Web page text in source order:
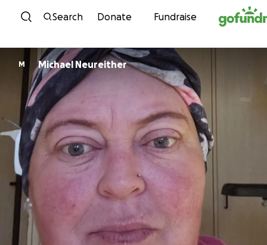
Skip to content
Search Donate Fundraise
M Michael Neureither